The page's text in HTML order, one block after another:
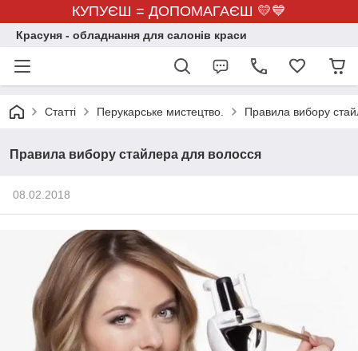
КУПУЄШ = ДОПОМАГАЄШ 💛💙
Красуня - обладнання для салонів краси
Статті Перукарське мистецтво. Правила вибору
Правила вибору стайлера для волосся
08.02.2018